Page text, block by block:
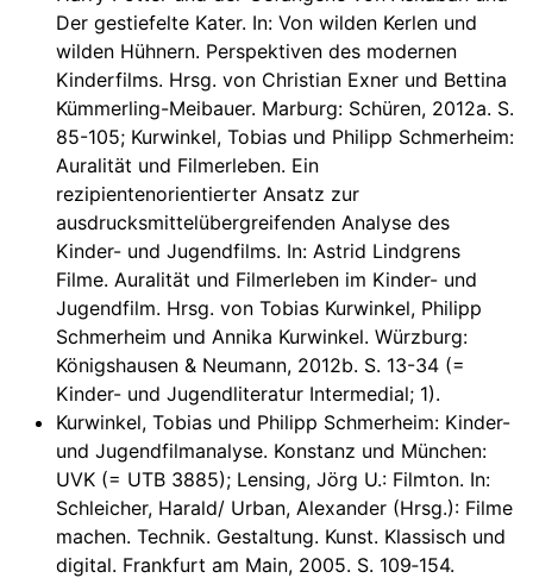
Der gestiefelte Kater. In: Von wilden Kerlen und
wilden Hühnern. Perspektiven des modernen
Kinderfilms. Hrsg. von Christian Exner und Bettina
Kümmerling-Meibauer. Marburg: Schüren, 2012a. S.
85-105; Kurwinkel, Tobias und Philipp Schmerheim:
Auralität und Filmerleben. Ein
rezipientenorientierter Ansatz zur
ausdrucksmittelübergreifenden Analyse des
Kinder- und Jugendfilms. In: Astrid Lindgrens
Filme. Auralität und Filmerleben im Kinder- und
Jugendfilm. Hrsg. von Tobias Kurwinkel, Philipp
Schmerheim und Annika Kurwinkel. Würzburg:
Königshausen & Neumann, 2012b. S. 13-34 (=
Kinder- und Jugendliteratur Intermedial; 1).
Kurwinkel, Tobias und Philipp Schmerheim: Kinder-
und Jugendfilmanalyse. Konstanz und München:
UVK (= UTB 3885); Lensing, Jörg U.: Filmton. In:
Schleicher, Harald/ Urban, Alexander (Hrsg.): Filme
machen. Technik. Gestaltung. Kunst. Klassisch und
digital. Frankfurt am Main, 2005. S. 109‐154.